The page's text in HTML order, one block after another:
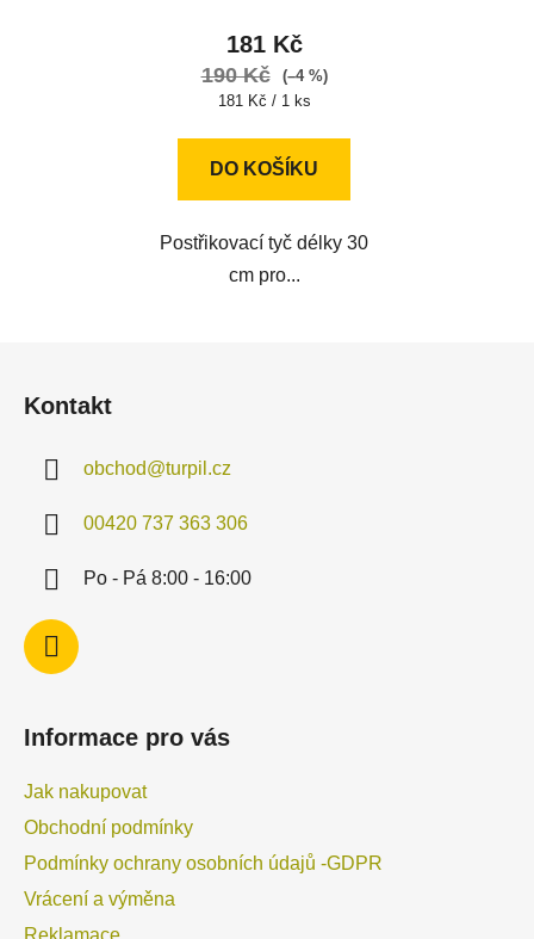
181 Kč
190 Kč
(–4 %)
Měrná
181 Kč / 1 ks
DO KOŠÍKU
Postřikovací tyč délky 30
cm pro...
Kontakt
obchod@turpil.cz
00420 737 363 306
Po - Pá 8:00 - 16:00
Informace pro vás
Jak nakupovat
Obchodní podmínky
Podmínky ochrany osobních údajů -GDPR
Vrácení a výměna